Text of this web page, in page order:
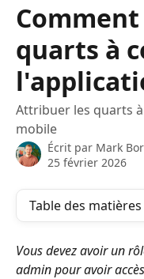
quarts à
Attribuer les quarts
mobile
Écrit par Mark
25 février 2026
Table des matières
Vous devez avoir un
admin pour avoir